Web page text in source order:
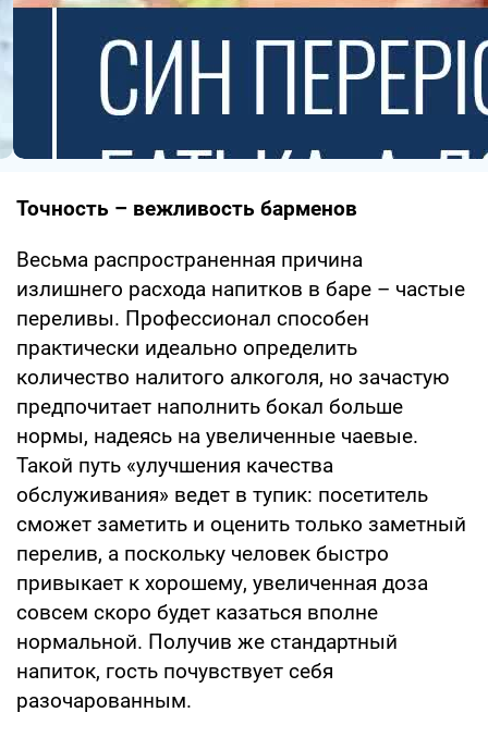
Точность – вежливость барменов
Весьма распространенная причина
излишнего расхода напитков в баре – частые
переливы. Профессионал способен
практически идеально определить
количество налитого алкоголя, но зачастую
предпочитает наполнить бокал больше
нормы, надеясь на увеличенные чаевые.
Такой путь «улучшения качества
обслуживания» ведет в тупик: посетитель
сможет заметить и оценить только заметный
перелив, а поскольку человек быстро
привыкает к хорошему, увеличенная доза
совсем скоро будет казаться вполне
нормальной. Получив же стандартный
напиток, гость почувствует себя
разочарованным.